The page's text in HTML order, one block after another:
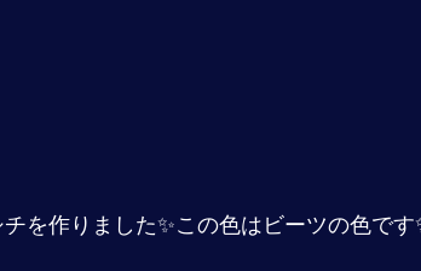
を作りました✨この色はビーツの色です